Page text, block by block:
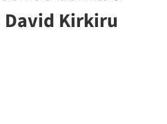
David Kirkiru